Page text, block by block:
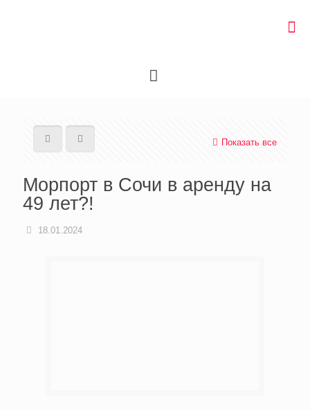
Показать все
Морпорт в Сочи в аренду на
49 лет?!
18.01.2024